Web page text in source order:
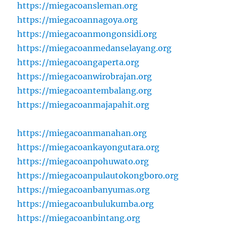
https://miegacoansleman.org
https://miegacoannagoya.org
https://miegacoanmongonsidi.org
https://miegacoanmedanselayang.org
https://miegacoangaperta.org
https://miegacoanwirobrajan.org
https://miegacoantembalang.org
https://miegacoanmajapahit.org
https://miegacoanmanahan.org
https://miegacoankayongutara.org
https://miegacoanpohuwato.org
https://miegacoanpulautokongboro.org
https://miegacoanbanyumas.org
https://miegacoanbulukumba.org
https://miegacoanbintang.org